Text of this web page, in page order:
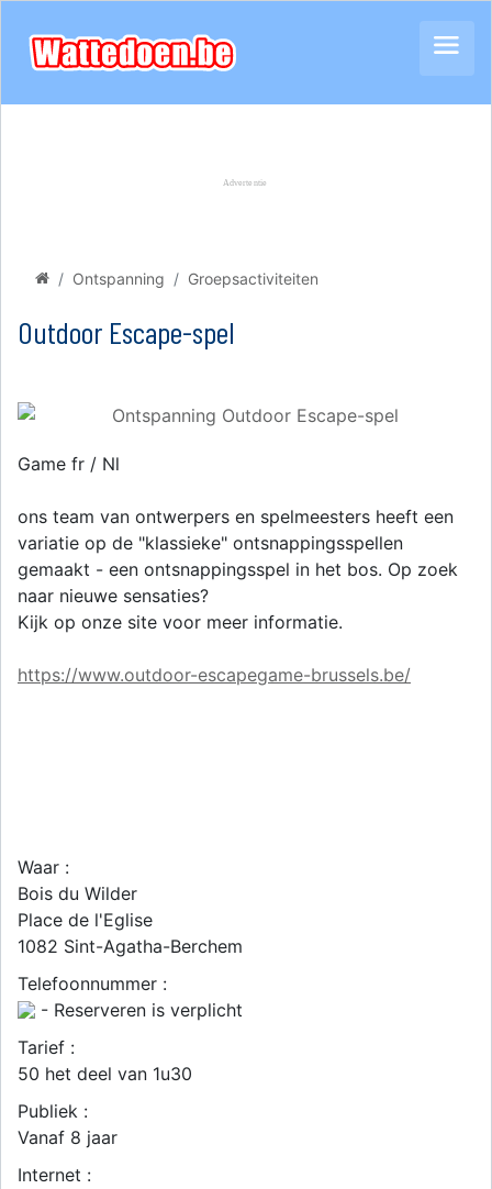
Ontspanning Groepsactiviteiten
Outdoor Escape-spel
Game fr / Nl
ons team van ontwerpers en spelmeesters heeft een
variatie op de "klassieke" ontsnappingsspellen
gemaakt - een ontsnappingsspel in het bos. Op zoek
naar nieuwe sensaties?
Kijk op onze site voor meer informatie.
https://www.outdoor-escapegame-brussels.be/
Waar :
Bois du Wilder
Place de l'Eglise
1082 Sint-Agatha-Berchem
Telefoonnummer :
- Reserveren is verplicht
Tarief :
50 het deel van 1u30
Publiek :
Vanaf 8 jaar
Internet :